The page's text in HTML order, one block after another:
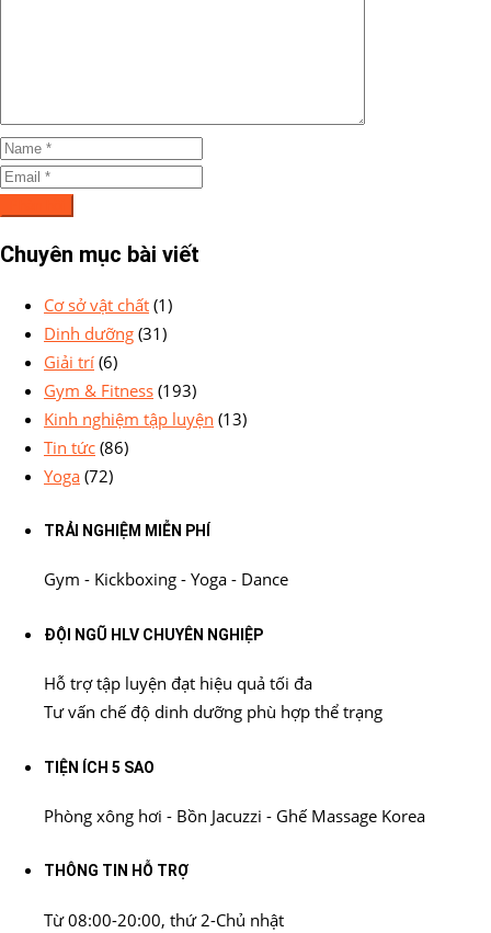
Chuyên mục bài viết
Cơ sở vật chất (1)
Dinh dưỡng (31)
Giải trí (6)
Gym & Fitness (193)
Kinh nghiệm tập luyện (13)
Tin tức (86)
Yoga (72)
TRẢI NGHIỆM MIỄN PHÍ
Gym - Kickboxing - Yoga - Dance
ĐỘI NGŨ HLV CHUYÊN NGHIỆP
Hỗ trợ tập luyện đạt hiệu quả tối đa
Tư vấn chế độ dinh dưỡng phù hợp thể trạng
TIỆN ÍCH 5 SAO
Phòng xông hơi - Bồn Jacuzzi - Ghế Massage Korea
THÔNG TIN HỖ TRỢ
Từ 08:00-20:00, thứ 2-Chủ nhật